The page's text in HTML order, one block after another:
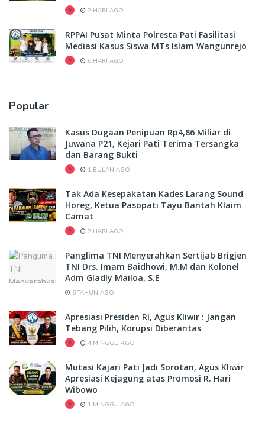
2 HARI AGO
RPPAI Pusat Minta Polresta Pati Fasilitasi
Mediasi Kasus Siswa MTs Islam Wangunrejo
6 HARI AGO
Popular
Kasus Dugaan Penipuan Rp4,86 Miliar di
Juwana P21, Kejari Pati Terima Tersangka
dan Barang Bukti
1 BULAN AGO
Tak Ada Kesepakatan Kades Larang Sound
Horeg, Ketua Pasopati Tayu Bantah Klaim
Camat
2 HARI AGO
Panglima TNI Menyerahkan Sertijab Brigjen
TNI Drs. Imam Baidhowi, M.M dan Kolonel
Adm Gladly Mailoa, S.E
6 TAHUN AGO
Apresiasi Presiden RI, Agus Kliwir : Jangan
Tebang Pilih, Korupsi Diberantas
4 MINGGU AGO
Mutasi Kajari Pati Jadi Sorotan, Agus Kliwir
Apresiasi Kejagung atas Promosi R. Hari
Wibowo
1 MINGGU AGO